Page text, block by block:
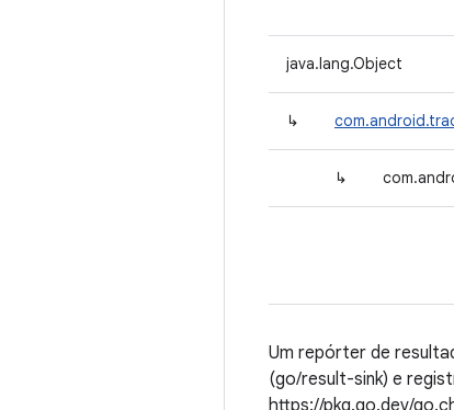
java.lang.Object
↳
↳
Um repórter de
(go/result-sink) e
https://pkg.go.dev/